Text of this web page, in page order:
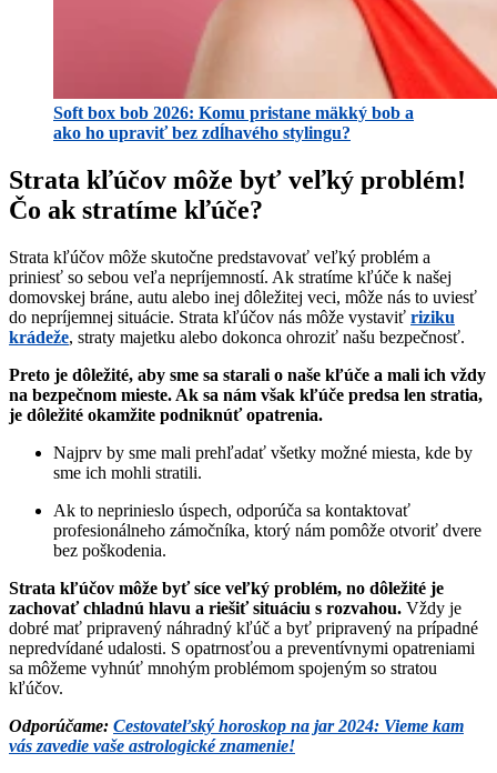
Soft box bob 2026: Komu pristane mäkký bob a
ako ho upraviť bez zdĺhavého stylingu?
Strata kľúčov môže byť veľký problém!
Čo ak stratíme kľúče?
Strata kľúčov môže skutočne predstavovať veľký problém a
priniesť so sebou veľa nepríjemností. Ak stratíme kľúče k našej
domovskej bráne, autu alebo inej dôležitej veci, môže nás to uviesť
do nepríjemnej situácie. Strata kľúčov nás môže vystaviť riziku
krádeže, straty majetku alebo dokonca ohroziť našu bezpečnosť.
Preto je dôležité, aby sme sa starali o naše kľúče a mali ich vždy
na bezpečnom mieste. Ak sa nám však kľúče predsa len stratia,
je dôležité okamžite podniknúť opatrenia.
Najprv by sme mali prehľadať všetky možné miesta, kde by
sme ich mohli stratili.
Ak to neprinieslo úspech, odporúča sa kontaktovať
profesionálneho zámočníka, ktorý nám pomôže otvoriť dvere
bez poškodenia.
Strata kľúčov môže byť síce veľký problém, no dôležité je
zachovať chladnú hlavu a riešiť situáciu s rozvahou. Vždy je
dobré mať pripravený náhradný kľúč a byť pripravený na prípadné
nepredvídané udalosti. S opatrnosťou a preventívnymi opatreniami
sa môžeme vyhnúť mnohým problémom spojeným so stratou
kľúčov.
Odporúčame: Cestovateľský horoskop na jar 2024: Vieme kam
vás zavedie vaše astrologické znamenie!